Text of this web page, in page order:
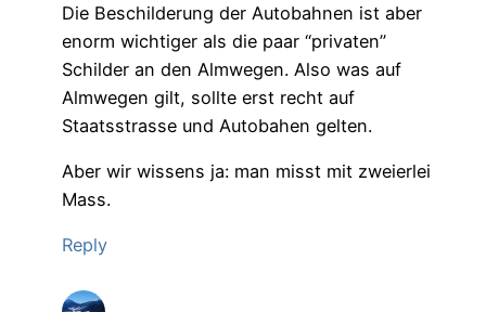
Die Beschilderung der Autobahnen ist aber
enorm wichtiger als die paar “privaten”
Schilder an den Almwegen. Also was auf
Almwegen gilt, sollte erst recht auf
Staatsstrasse und Autobahen gelten.
Aber wir wissens ja: man misst mit zweierlei
Mass.
Reply